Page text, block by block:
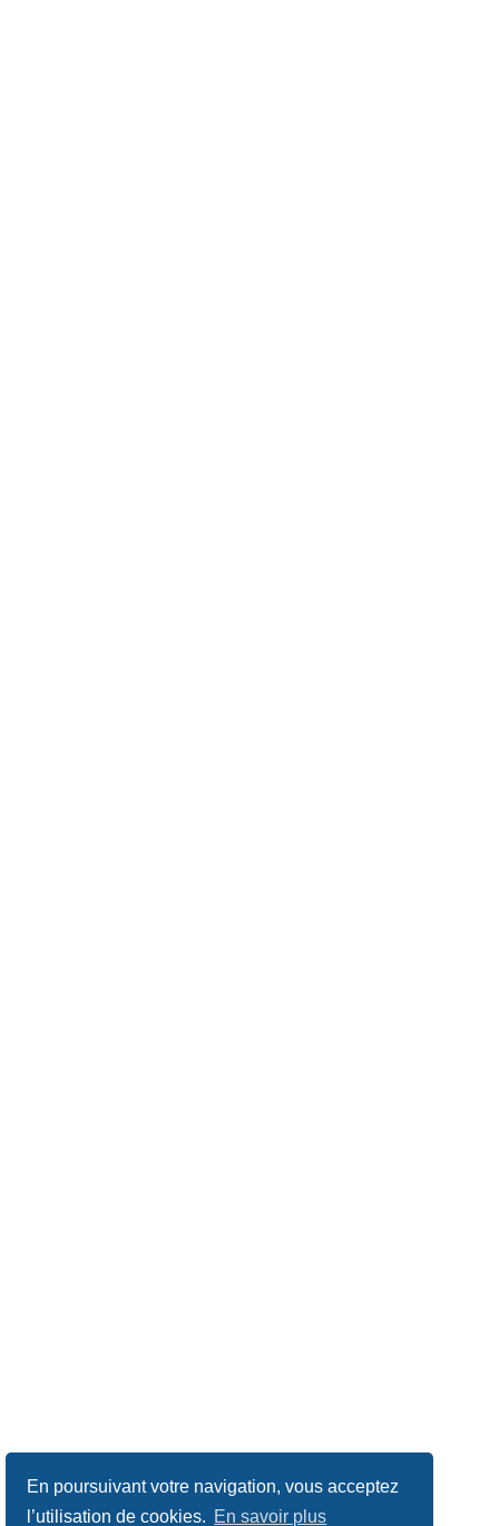
En poursuivant votre navigation, vous acceptez
l’utilisation de cookies. En savoir plus